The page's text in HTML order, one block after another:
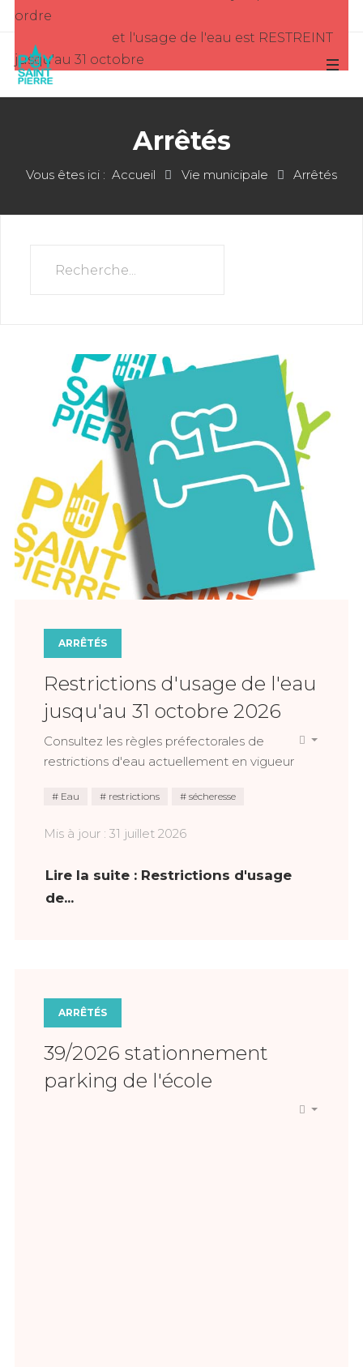
ordre
et l'usage de l'eau est RESTREINT
jusqu'au 31 octobre
Arrêtés
Vous êtes ici : Accueil Vie municipale Arrêtés
ARRÊTÉS
Restrictions d'usage de l'eau
jusqu'au 31 octobre 2026
Consultez les règles préfectorales de
restrictions d'eau actuellement en vigueur
Eau restrictions sécheresse
Mis à jour : 31 juillet 2026
Lire la suite : Restrictions d'usage
de...
ARRÊTÉS
39/2026 stationnement
parking de l'école